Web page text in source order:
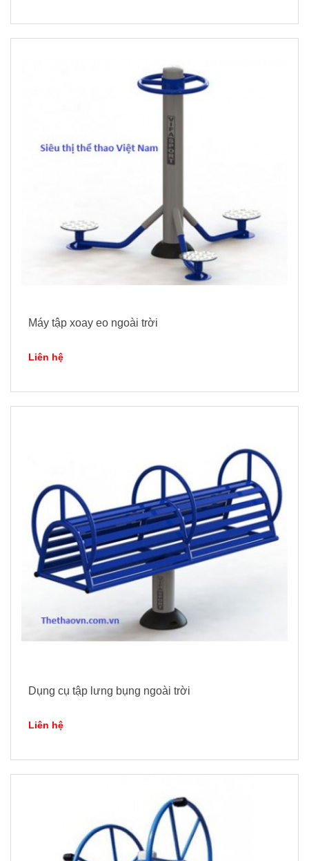
Máy tập xoay eo ngoài trời
Liên hệ
Dụng cụ tập lưng bụng ngoài trời
Liên hệ